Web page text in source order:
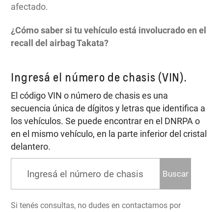
afectado.
¿Cómo saber si tu vehículo está involucrado en el
recall del airbag Takata?
Ingresá el número de chasis (VIN).
El código VIN o número de chasis es una
secuencia única de dígitos y letras que identifica a
los vehículos. Se puede encontrar en el DNRPA o
en el mismo vehículo, en la parte inferior del cristal
delantero.
Buscar
Si tenés consultas, no dudes en contactarnos por